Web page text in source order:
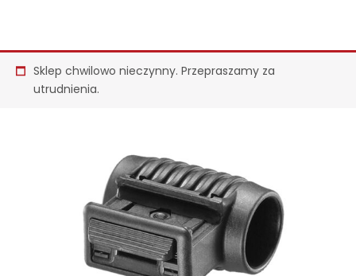
Sklep chwilowo nieczynny. Przepraszamy za
utrudnienia.